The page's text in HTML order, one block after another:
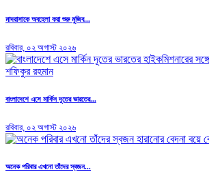
মাদরাসাকে অবহেলা করা শুরু মুজিব...
রবিবার, ০২ অগাস্ট ২০২৬
বাংলাদেশে এসে মার্কিন দূতের ভারতের...
রবিবার, ০২ অগাস্ট ২০২৬
অনেক পরিবার এখনো তাঁদের স্বজন...